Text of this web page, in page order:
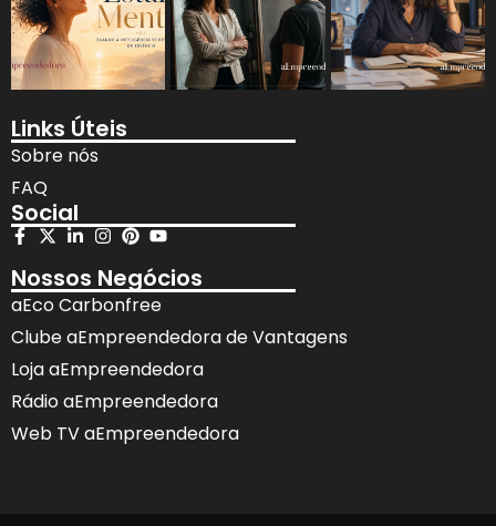
Links Úteis
Sobre nós
FAQ
Social
Nossos Negócios
aEco Carbonfree
Clube aEmpreendedora de Vantagens
Loja aEmpreendedora
Rádio aEmpreendedora
Web TV aEmpreendedora